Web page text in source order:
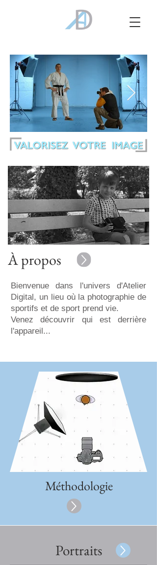
À propos
Bienvenue dans l'univers d'Atelier
Digital, un lieu où la photographie de
sportifs et de sport prend vie.
Venez découvrir qui est derrière
l'appareil...
Méthodologie
Portraits